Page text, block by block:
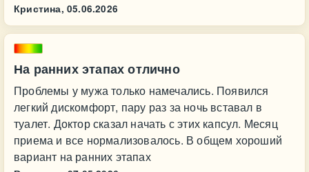
Кристина, 05.06.2026
На ранних этапах отлично
Проблемы у мужа только намечались. Появился
легкий дискомфорт, пару раз за ночь вставал в
туалет. Доктор сказал начать с этих капсул. Месяц
приема и все нормализовалось. В общем хороший
вариант на ранних этапах